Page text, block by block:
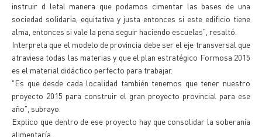
instruir d letal manera que podamos cimentar las bases de una
sociedad solidaria, equitativa y justa entonces si este edificio tiene
alma, entonces si vale la pena seguir haciendo escuelas", resaltó.
Interpreta que el modelo de provincia debe ser el eje transversal que
atraviesa todas las materias y que el plan estratégico Formosa 2015
es el material didáctico perfecto para trabajar.
"Es que desde cada localidad también tenemos que tener nuestro
proyecto 2015 para construir el gran proyecto provincial para ese
año", subrayo.
Explico que dentro de ese proyecto hay que consolidar la soberanía
alimentaría.